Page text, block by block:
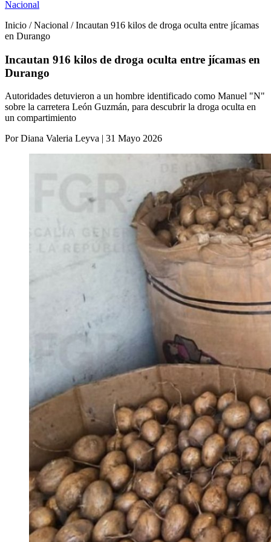
Nacional
Inicio / Nacional / Incautan 916 kilos de droga oculta entre jícamas
en Durango
Incautan 916 kilos de droga oculta entre jícamas en
Durango
Autoridades detuvieron a un hombre identificado como Manuel "N"
sobre la carretera León Guzmán, para descubrir la droga oculta en
un compartimiento
Por Diana Valeria Leyva | 31 Mayo 2026